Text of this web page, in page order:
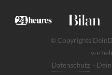
© Copyrights
Datenschutz -